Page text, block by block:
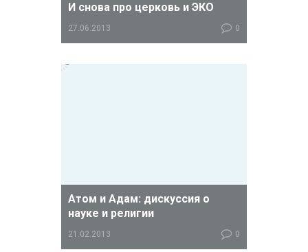
И снова про церковь и ЭКО
27.06.2013 0
читателями блога: уж сколько раз
Атом и Адам: дискуссия о
науке и религии
21.02.2013 0